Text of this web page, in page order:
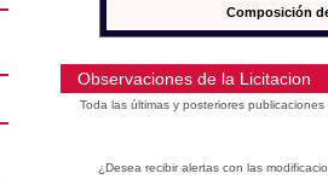
Composición
Observaciones de la Licitacion
Toda las últimas y posteriores
¿Desea recibir alertas con las